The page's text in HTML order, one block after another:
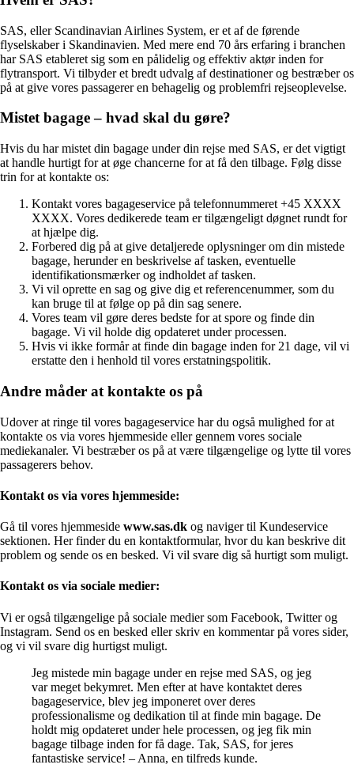
SAS, eller Scandinavian Airlines System, er et af de førende
flyselskaber i Skandinavien. Med mere end 70 års erfaring i branchen
har SAS etableret sig som en pålidelig og effektiv aktør inden for
flytransport. Vi tilbyder et bredt udvalg af destinationer og bestræber os
på at give vores passagerer en behagelig og problemfri rejseoplevelse.
Mistet bagage – hvad skal du gøre?
Hvis du har mistet din bagage under din rejse med SAS, er det vigtigt
at handle hurtigt for at øge chancerne for at få den tilbage. Følg disse
trin for at kontakte os:
Kontakt vores bagageservice på telefonnummeret +45 XXXX
XXXX. Vores dedikerede team er tilgængeligt døgnet rundt for
at hjælpe dig.
Forbered dig på at give detaljerede oplysninger om din mistede
bagage, herunder en beskrivelse af tasken, eventuelle
identifikationsmærker og indholdet af tasken.
Vi vil oprette en sag og give dig et referencenummer, som du
kan bruge til at følge op på din sag senere.
Vores team vil gøre deres bedste for at spore og finde din
bagage. Vi vil holde dig opdateret under processen.
Hvis vi ikke formår at finde din bagage inden for 21 dage, vil vi
erstatte den i henhold til vores erstatningspolitik.
Andre måder at kontakte os på
Udover at ringe til vores bagageservice har du også mulighed for at
kontakte os via vores hjemmeside eller gennem vores sociale
mediekanaler. Vi bestræber os på at være tilgængelige og lytte til vores
passagerers behov.
Kontakt os via vores hjemmeside:
Gå til vores hjemmeside www.sas.dk og naviger til Kundeservice
sektionen. Her finder du en kontaktformular, hvor du kan beskrive dit
problem og sende os en besked. Vi vil svare dig så hurtigt som muligt.
Kontakt os via sociale medier:
Vi er også tilgængelige på sociale medier som Facebook, Twitter og
Instagram. Send os en besked eller skriv en kommentar på vores sider,
og vi vil svare dig hurtigst muligt.
Jeg mistede min bagage under en rejse med SAS, og jeg
var meget bekymret. Men efter at have kontaktet deres
bagageservice, blev jeg imponeret over deres
professionalisme og dedikation til at finde min bagage. De
holdt mig opdateret under hele processen, og jeg fik min
bagage tilbage inden for få dage. Tak, SAS, for jeres
fantastiske service! – Anna, en tilfreds kunde.